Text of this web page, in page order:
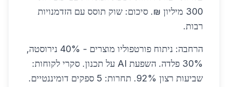
300 מיליון ₪. סיכום: שוק תוסס עם הזדמנויות
רבות.
הרחבה: ניתוח פורטפוליו מוצרים - 40% נירוסטה,
30% פלדה. השפעת AI על תכנון. סקרי לקוחות:
שביעות רצון 92%. תחרות: 5 ספקים דומיננטיים.